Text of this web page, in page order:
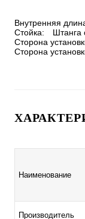
Внутренняя длина
Стойка:	Штанга с качающимися полуосями
Сторона установки:	передний
Наименование
Производитель